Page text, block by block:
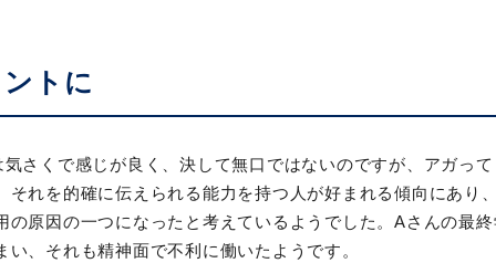
トに
さくで感じが良く、決して無口ではないのですが、アガっ
れを的確に伝えられる能力を持つ人が好まれる傾向にあり
原因の一つになったと考えているようでした。Aさんの最
、それも精神面で不利に働いたようです。